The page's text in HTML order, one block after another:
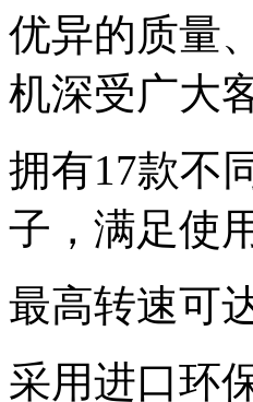
优异的质量
机深受广大
拥有17款不
子，满足使
最高转速可
采用进口环